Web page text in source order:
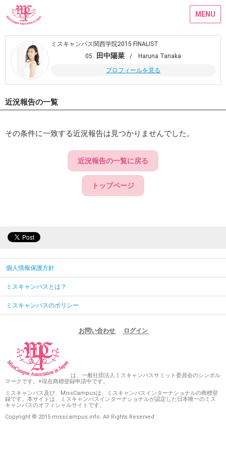
MENU
ミスキャンパス関西学院2015 FINALIST
05. 田中陽菜
/ Haruna Tanaka
プロフィールを見る
近況報告の一覧
その条件に一致する近況報告は見つかりませんでした。
近況報告の一覧に戻る
トップページ
個人情報保護方針
ミスキャンパスとは？
ミスキャンパスのポリシー
お問い合わせ ログイン
は、一般社団法人ミスキャンパスサミット委員会のシンボル
マークです。※現在商標登録申請中です。
ミスキャンパス及び、MissCampusは、ミスキャンパスインターナショナルの商標登
録です。本サイトは、ミスキャンパスインターナショナルが認定した日本唯一のミス
キャンパスのオフィシャルサイトです。
Copyright © 2015 misscampus.info. All Rights Reserved